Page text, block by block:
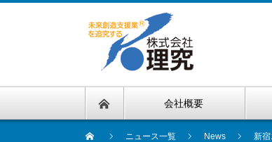
会社概要
ニュース一覧 News 新